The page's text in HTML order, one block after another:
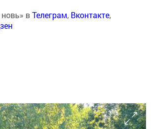
вТелеграм, Вконтакте,